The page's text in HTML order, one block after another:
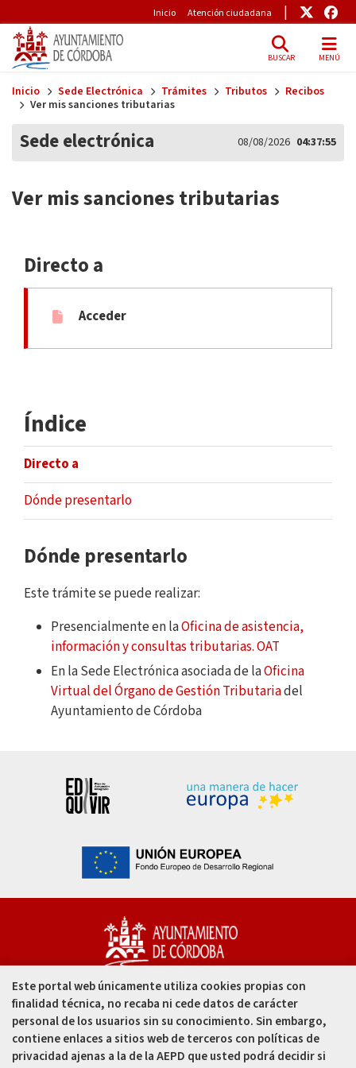
Pre-Header
Inicio Atención ciudadana Enlace
BUSCAR MENÚ
Inicio Sede Electrónica Trámites Tributos
Recibos
Ver mis sanciones tributarias
Sede electrónica 08/08/2026 04:37:55
Ver mis sanciones tributarias
Directo a
Acceder
Índice
Directo a
Dónde presentarlo
Dónde presentarlo
Este trámite se puede realizar:
Presencialmente en laOficina de asistencia,
información y consultas tributarias. OAT
En la Sede Electrónica asociada de laOficina
Virtual del Órgano de Gestión Tributariadel
Ayuntamiento de Córdoba
Capitulares, 1. 14002
Córdoba - España
957 49 99 00
Este portal web únicamente utiliza cookies propias con
finalidad técnica, no recaba ni cede datos de carácter
personal de los usuarios sin su conocimiento. Sin embargo,
contiene enlaces a sitios web de terceros con políticas de
privacidad ajenas a la de la AEPD que usted podrá decidir si